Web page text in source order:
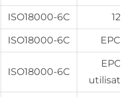
ISO18000-6C
ISO18000-6C EPC
ISO18000-6C
EPC